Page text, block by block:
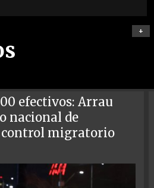
+
efectivos: Arrau
nacional de
migratorio